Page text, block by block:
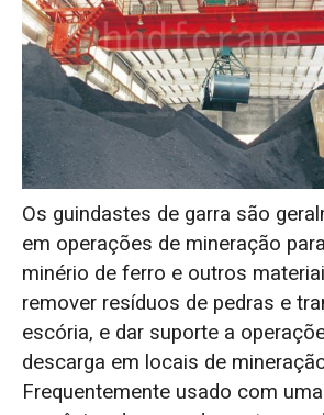
Os guindastes de garra são
em operações de mineração
minério de ferro e outros
remover resíduos de pedras e
escória, e dar suporte a
descarga em locais de
Frequentemente usado com